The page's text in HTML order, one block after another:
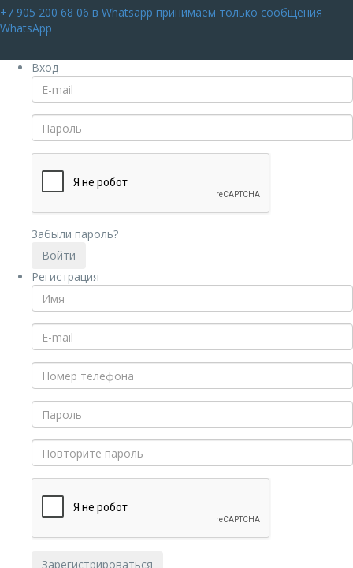
+7 905 200 68 06 в Whatsapp принимаем только сообщения
WhatsApp
Вход
Забыли пароль?
Регистрация